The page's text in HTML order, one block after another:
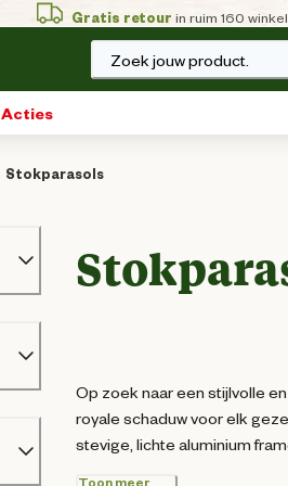
Gratis retour in ruim 160
Zoek jouw product.
Acties
Stokparasols
Op zoek naar een stijlvolle
royale schaduw voor elk
stevige, lichte aluminium
Toon meer